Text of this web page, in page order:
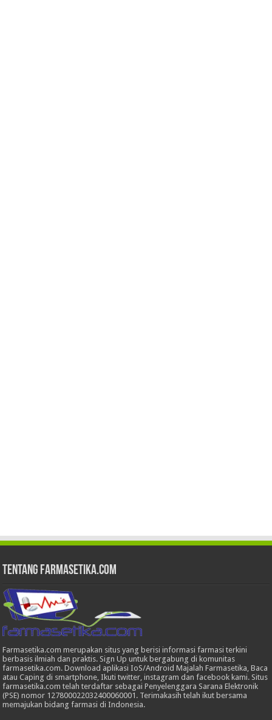
Tentang Farmasetika.com
Farmasetika.com merupakan situs yang berisi informasi farmasi terkini
berbasis ilmiah dan praktis. Sign Up untuk bergabung di komunitas
farmasetika.com. Download aplikasi IoS/Android Majalah Farmasetika, Baca
atau Caping di smartphone, Ikuti twitter, instagram dan facebook kami. Situs
farmasetika.com telah terdaftar sebagai Penyelenggara Sarana Elektronik
(PSE) nomor 127800022032400060001. Terimakasih telah ikut bersama
memajukan bidang farmasi di Indonesia.